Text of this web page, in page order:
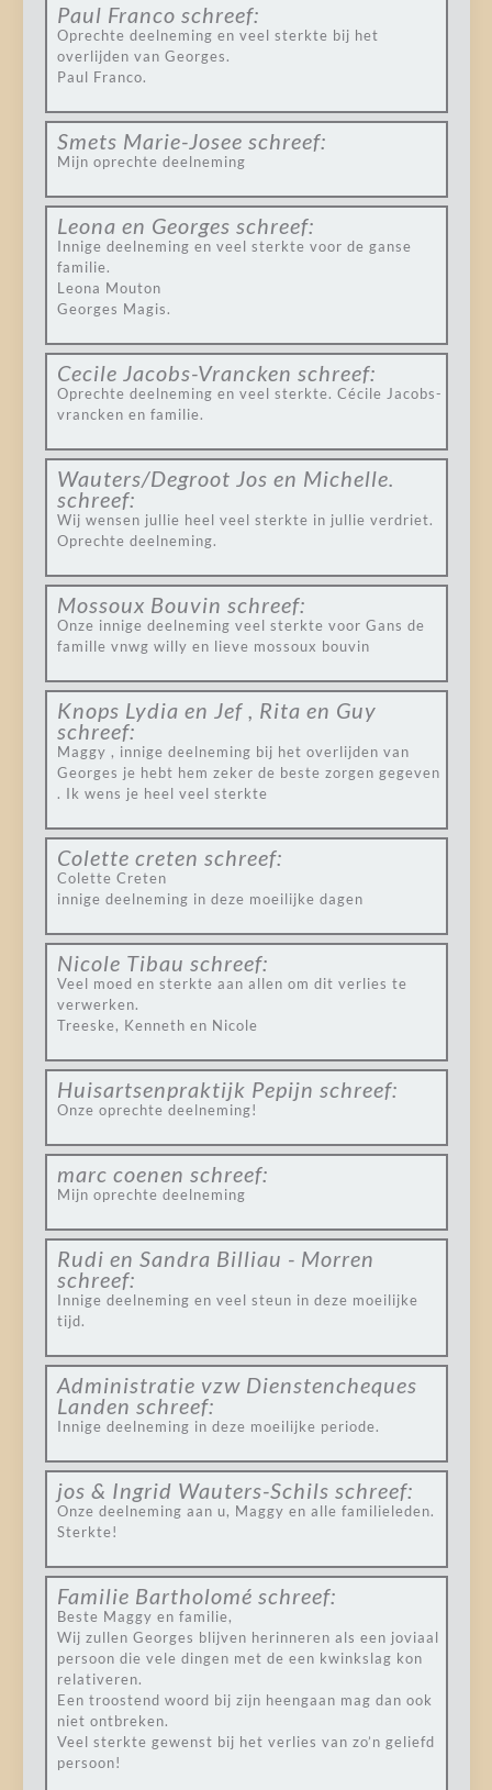
Paul Franco schreef:
Oprechte deelneming en veel sterkte bij het
overlijden van Georges.
Paul Franco.
Smets Marie-Josee schreef:
Mijn oprechte deelneming
Leona en Georges schreef:
Innige deelneming en veel sterkte voor de ganse
familie.
Leona Mouton
Georges Magis.
Cecile Jacobs-Vrancken schreef:
Oprechte deelneming en veel sterkte. Cécile Jacobs-
vrancken en familie.
Wauters/Degroot Jos en Michelle.
schreef:
Wij wensen jullie heel veel sterkte in jullie verdriet.
Oprechte deelneming.
Mossoux Bouvin schreef:
Onze innige deelneming veel sterkte voor Gans de
famille vnwg willy en lieve mossoux bouvin
Knops Lydia en Jef , Rita en Guy
schreef:
Maggy , innige deelneming bij het overlijden van
Georges je hebt hem zeker de beste zorgen gegeven
. Ik wens je heel veel sterkte
Colette creten schreef:
Colette Creten
innige deelneming in deze moeilijke dagen
Nicole Tibau schreef:
Veel moed en sterkte aan allen om dit verlies te
verwerken.
Treeske, Kenneth en Nicole
Huisartsenpraktijk Pepijn schreef:
Onze oprechte deelneming!
marc coenen schreef:
Mijn oprechte deelneming
Rudi en Sandra Billiau - Morren
schreef:
Innige deelneming en veel steun in deze moeilijke
tijd.
Administratie vzw Dienstencheques
Landen schreef:
Innige deelneming in deze moeilijke periode.
jos & Ingrid Wauters-Schils schreef:
Onze deelneming aan u, Maggy en alle familieleden.
Sterkte!
Familie Bartholomé schreef:
Beste Maggy en familie,
Wij zullen Georges blijven herinneren als een joviaal
persoon die vele dingen met de een kwinkslag kon
relativeren.
Een troostend woord bij zijn heengaan mag dan ook
niet ontbreken.
Veel sterkte gewenst bij het verlies van zo’n geliefd
persoon!